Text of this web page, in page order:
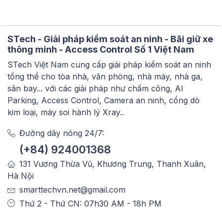
STech - Giải pháp kiểm soát an ninh - Bãi giữ xe
thông minh - Access Control Số 1 Việt Nam
STech Việt Nam cung cấp giải pháp kiểm soát an ninh
tổng thể cho tòa nhà, văn phòng, nhà máy, nhà ga,
sân bay... với các giải pháp như chấm công, AI
Parking, Access Control, Camera an ninh, cổng dò
kim loại, máy soi hành lý Xray..
Đường dây nóng 24/7:
(+84) 924001368
131 Vương Thừa Vũ, Khương Trung, Thanh Xuân,
Hà Nội
smarttechvn.net@gmail.com
Thứ 2 - Thứ CN: 07h30 AM - 18h PM